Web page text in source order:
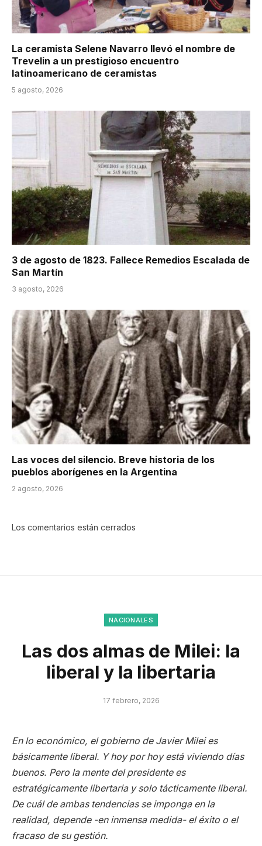
La ceramista Selene Navarro llevó el nombre de
Trevelin a un prestigioso encuentro
latinoamericano de ceramistas
5 agosto, 2026
3 de agosto de 1823. Fallece Remedios Escalada de
San Martín
3 agosto, 2026
Las voces del silencio. Breve historia de los
pueblos aborígenes en la Argentina
2 agosto, 2026
Los comentarios están cerrados
NACIONALES
Las dos almas de Milei: la
liberal y la libertaria
17 febrero, 2026
En lo económico, el gobierno de Javier Milei es
básicamente liberal. Y hoy por hoy está viviendo días
buenos. Pero la mente del presidente es
estratégicamente libertaria y solo tácticamente liberal.
De cuál de ambas tendencias se imponga en la
realidad, depende -en inmensa medida- el éxito o el
fracaso de su gestión.